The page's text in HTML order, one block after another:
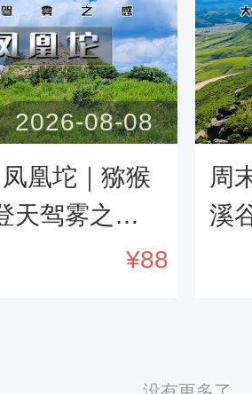
凰坨｜猕猴
天驾雾之感-
坨11公里穿
2026-08-08
¥88
周
溪